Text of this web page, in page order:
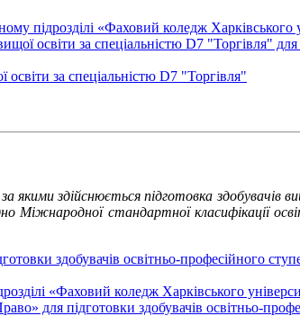
підрозділі «Фаховий коледж Харківського
освіти за спеціальністю D7 "Торгівля" для
освіти за спеціальністю D7 "Торгівля"
якими здійснюється підготовка здобувачів
Міжнародної стандартної класифікації
здобувачів освітньо-професійного
«Фаховий коледж Харківського
для підготовки здобувачів освітньо-